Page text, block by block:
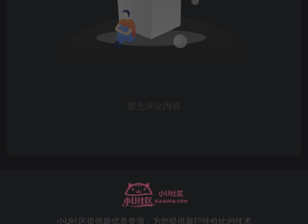
暂无评论内容
小U社区提供最优质资源，为您提供最巨性价比的技术